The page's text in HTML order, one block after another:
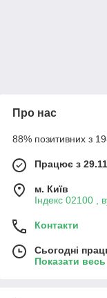
Про нас
88% позитивних з
Працює з
м. Київ
Індекс 02100 ,
Контакти
Сьогодні
Показати